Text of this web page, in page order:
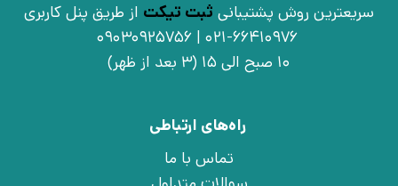
سریعترین روش پشتیبانی ثبت تیکت از طریق پنل کاربری
021-66410976 | 09030925756
10 صبح الی 15 (3 بعد از ظهر)
راه‌های ارتباطی
تماس با ما